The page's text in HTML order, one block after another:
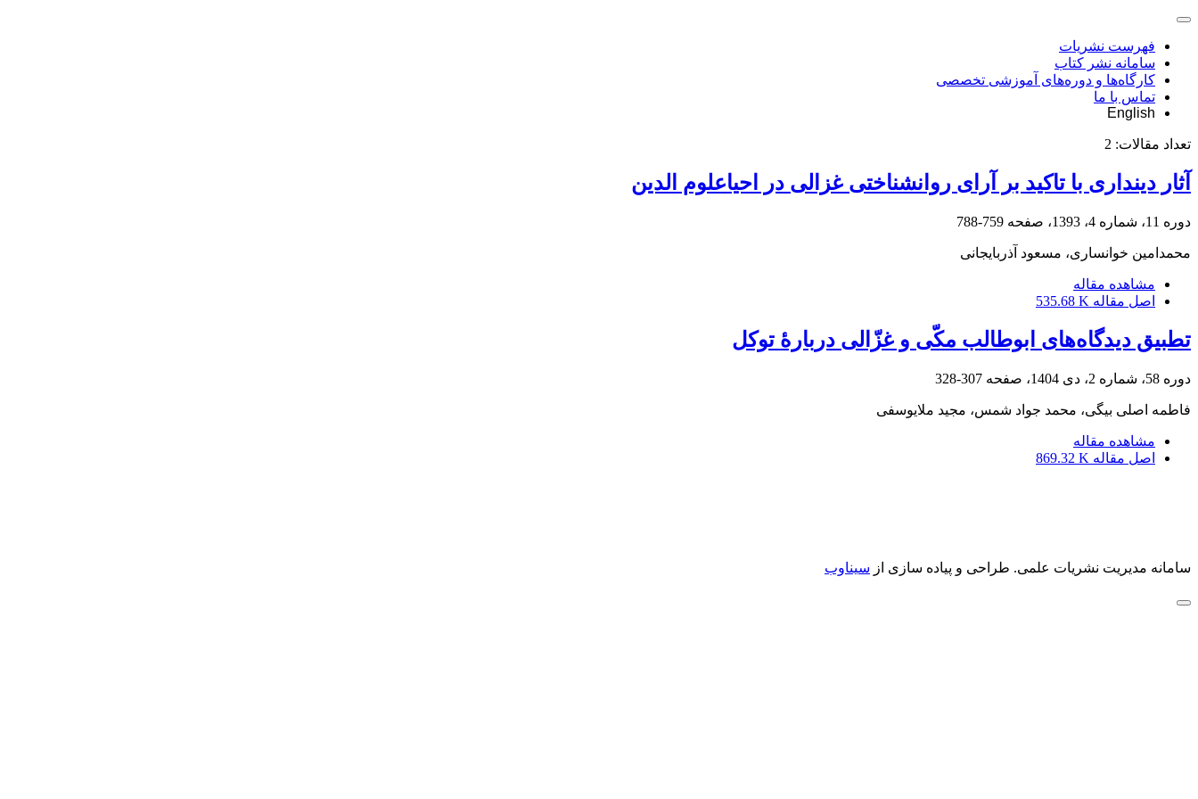
فهرست نشریات
سامانه نشر کتاب
کارگاه‌ها و دوره‌های آموزشی تخصصی
تماس با ما
English
تعداد مقالات: 2
آثار دینداری با تاکید بر آرای روانشناختی غزالی در احیاعلوم الدین
دوره 11، شماره 4، 1393، صفحه 759-788
محمدامین خوانساری، مسعود آذربایجانی
مشاهده مقاله
اصل مقاله 535.68 K
تطبیق دیدگاه‌های ابوطالب مکّی و غزّالی دربارۀ توکل‏
دوره 58، شماره 2، دی 1404، صفحه 307-328
فاطمه اصلی بیگی، محمد جواد شمس، مجید ملایوسفی
مشاهده مقاله
اصل مقاله 869.32 K
سامانه مدیریت نشریات علمی. طراحی و پیاده سازی از سیناوب